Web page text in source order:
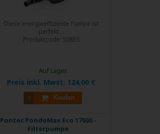
Diese energieeffiziente Pumpe ist
perfekt ...
Produktcode: 50855
Preis inkl. Mwst: 124,00 €
Kaufen
Auf Lager
Pontec PondoMax Eco 17000 -
Filterpumpe